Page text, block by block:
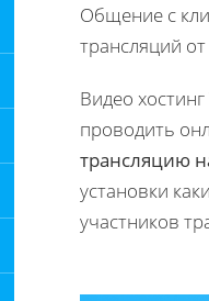
Общение с
трансляций
Видео
проводить
трансляцию
установки
участников